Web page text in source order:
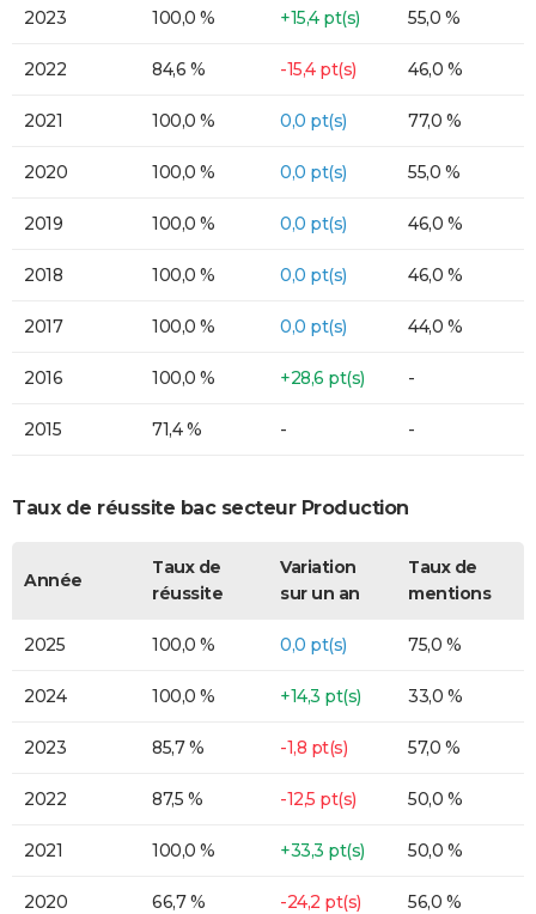
2023 100,0 % +15,4 pt(s) 55,0 %
2022 84,6 % -15,4 pt(s) 46,0 %
2021 100,0 % 0,0 pt(s) 77,0 %
2020 100,0 % 0,0 pt(s) 55,0 %
2019 100,0 % 0,0 pt(s) 46,0 %
2018 100,0 % 0,0 pt(s) 46,0 %
2017 100,0 % 0,0 pt(s) 44,0 %
2016 100,0 % +28,6 pt(s) -
2015 71,4 % - -
Taux de réussite bac secteur Production
Année
Taux de
réussite
Variation
sur un an
Taux de
mentions
2025 100,0 % 0,0 pt(s) 75,0 %
2024 100,0 % +14,3 pt(s) 33,0 %
2023 85,7 % -1,8 pt(s) 57,0 %
2022 87,5 % -12,5 pt(s) 50,0 %
2021 100,0 % +33,3 pt(s) 50,0 %
2020 66,7 % -24,2 pt(s) 56,0 %